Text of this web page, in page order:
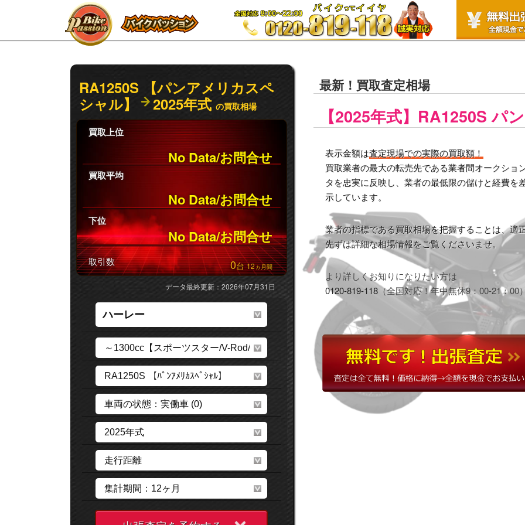
最新！買取査定相場
【2025年式】RA1250S パ
表示金額は査定現場での実際の買取額！
買取業者の最大の転売先である業者間オークショ
タを忠実に反映し、業者の最低限の儲けと経費を
示しています。
業者の指標である買取相場を把握することは、適
先ずは詳細な相場情報をご覧くださいませ。
より詳しくお知りになりたい方は
0120-819-118（全国対応！年中無休9：00-21：00
RA1250S 【パンアメリカスペ
シャル】
2025年式 の買取相場
買取上位
No Data/お問合せ
買取平均
No Data/お問合せ
下位
No Data/お問合せ
取引数 0台12ヵ月間
データ最終更新：2026年07月31日